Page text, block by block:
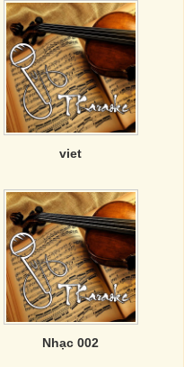
viet
Nhạc 002